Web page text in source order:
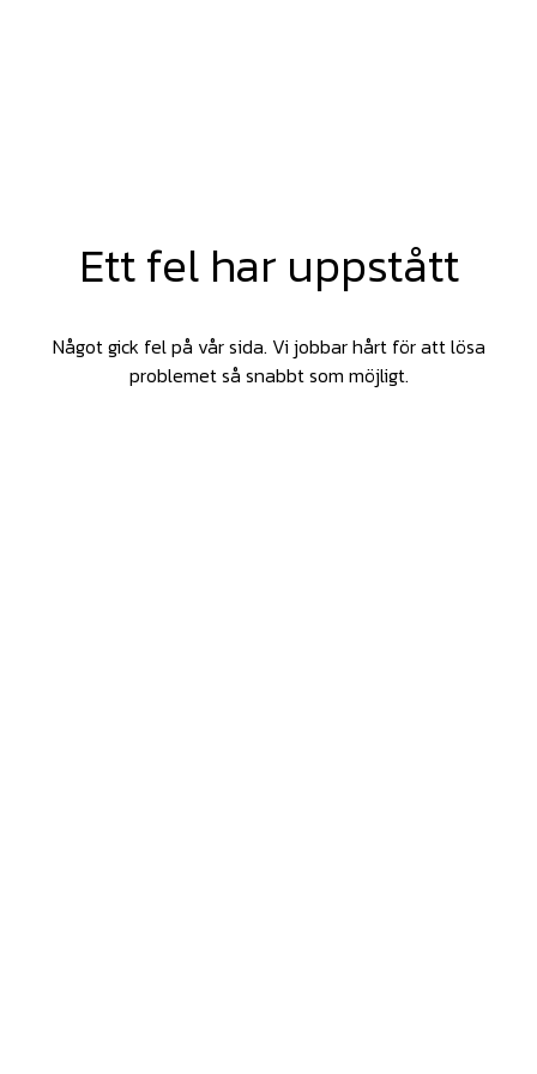
Ett fel har uppstått
Något gick fel på vår sida. Vi jobbar hårt för att lösa
problemet så snabbt som möjligt.